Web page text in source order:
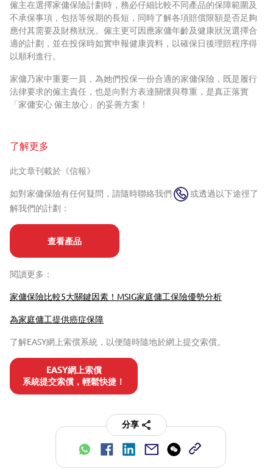
僱主在選擇家傭保險計劃時，務必仔細比較不同產品的保障範圍及
不承保事項，包括等候期的長短，同時了解各項賠償限額是否足夠
應付其需要及財務狀況。僱主更可因應家傭年齡及健康狀況選擇合
適的計劃，並在投保時如實申報健康資料，以確保日後理賠程序得
以順利進行。
家傭乃家中重要一員，為她們投保一份合適的家傭保險，既是履行
法律要求的僱主責任，也是向對方表達關懷與尊重，是真正落實
「家傭安心 僱主放心」的妥善方案！
了解更多
此文章刊載於《信報》
如對家傭保險有任何疑問，請隨時聯絡我們
或透過以下途徑了
解我們的計劃：
查看產品
閱讀更多：
家傭保險比較5大關鍵因素！MSIG家庭傭工保險優勢分析
為家庭傭工提供癌症保障
了解EASY網上索償系統，以便隨時隨地於網上提交索償。
EASY網上索償
系統提交索償，輕鬆快捷！
分享